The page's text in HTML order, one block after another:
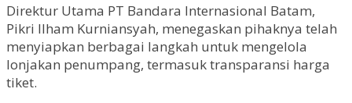
Direktur Utama PT Bandara Internasional Batam,
Pikri Ilham Kurniansyah, menegaskan pihaknya telah
menyiapkan berbagai langkah untuk mengelola
lonjakan penumpang, termasuk transparansi harga
tiket.